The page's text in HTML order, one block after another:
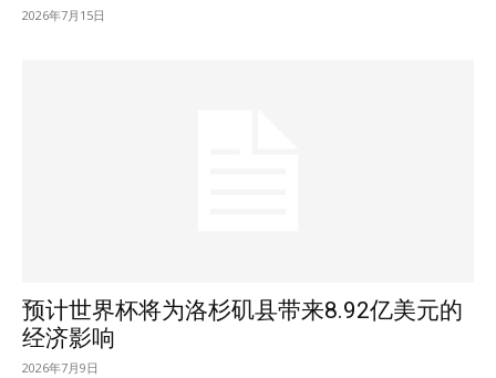
2026年7月15日
预计世界杯将为洛杉矶县带来8.92亿美元的
经济影响
2026年7月9日